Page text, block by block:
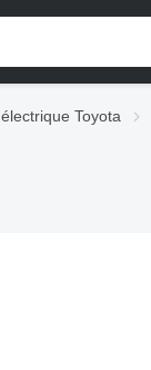
Toyota